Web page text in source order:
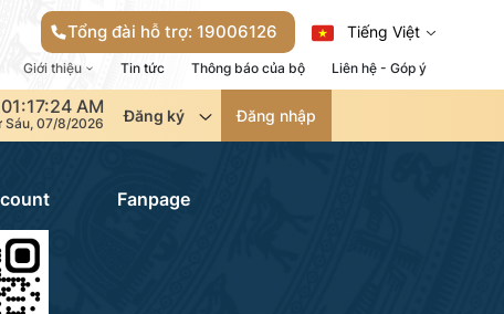
Tổng đài hỗ trợ: 19006126 Tiếng Việt
Giới thiệu Tin tức Thông báo của bộ Liên hệ - Góp ý
01:17:24 AM
Sáu, 07/8/2026 Đăng ký Đăng nhập
Fanpage